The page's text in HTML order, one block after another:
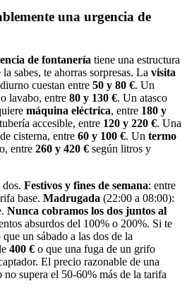
una urgencia de
de fontanería tiene una estructura
sabes, te ahorras sorpresas. La visita
cuestan entre 50 y 80 €. Un
lavabo, entre 80 y 130 €. Un atasco
máquina eléctrica, entre 180 y
accesible, entre 120 y 220 €. Una
de cisterna, entre 60 y 100 €. Un termo
entre 260 y 420 € según litros y
dos. Festivos y fines de semana: entre
base. Madrugada (22:00 a 08:00):
Nunca cobramos los dos juntos al
absurdos del 100% o 200%. Si te
un sábado a las dos de la
400 € o que una fuga de un grifo
El precio razonable de una
supera el 50-60% más de la tarifa